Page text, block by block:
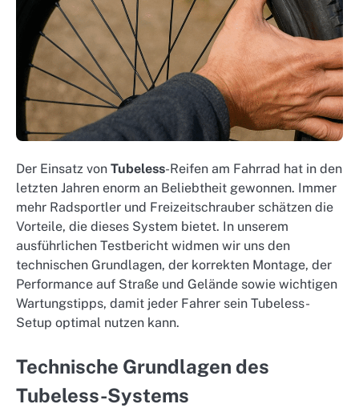
Der Einsatz von Tubeless-Reifen am Fahrrad hat in den
letzten Jahren enorm an Beliebtheit gewonnen. Immer
mehr Radsportler und Freizeitschrauber schätzen die
Vorteile, die dieses System bietet. In unserem
ausführlichen Testbericht widmen wir uns den
technischen Grundlagen, der korrekten Montage, der
Performance auf Straße und Gelände sowie wichtigen
Wartungstipps, damit jeder Fahrer sein Tubeless-
Setup optimal nutzen kann.
Technische Grundlagen des
Tubeless-Systems